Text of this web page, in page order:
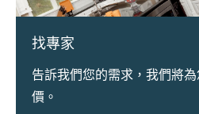
找專家
告訴我們您的需求，我們將
價。